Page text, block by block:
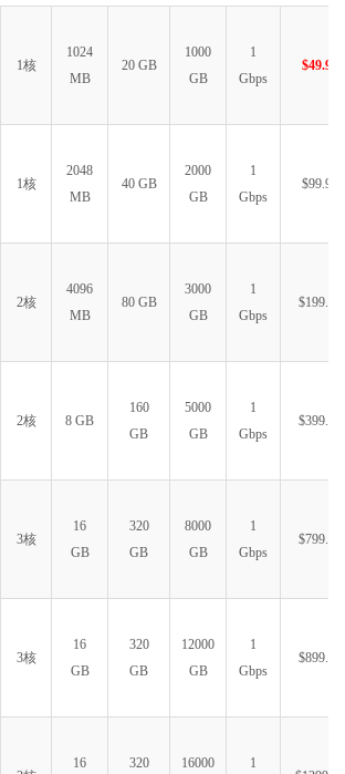
1核
1024
MB
20 GB
1000
GB
1
Gbps
$49.99
1核
2048
MB
40 GB
2000
GB
1
Gbps
$99.99
2核
4096
MB
80 GB
3000
GB
1
Gbps
$199.99
2核 8 GB
160
GB
5000
GB
1
Gbps
$399.99
3核
16
GB
320
GB
8000
GB
1
Gbps
$799.99
3核
16
GB
320
GB
12000
GB
1
Gbps
$899.99
16 320 16000
1